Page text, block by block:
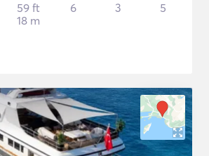
59 ft
18 m
6 3 5